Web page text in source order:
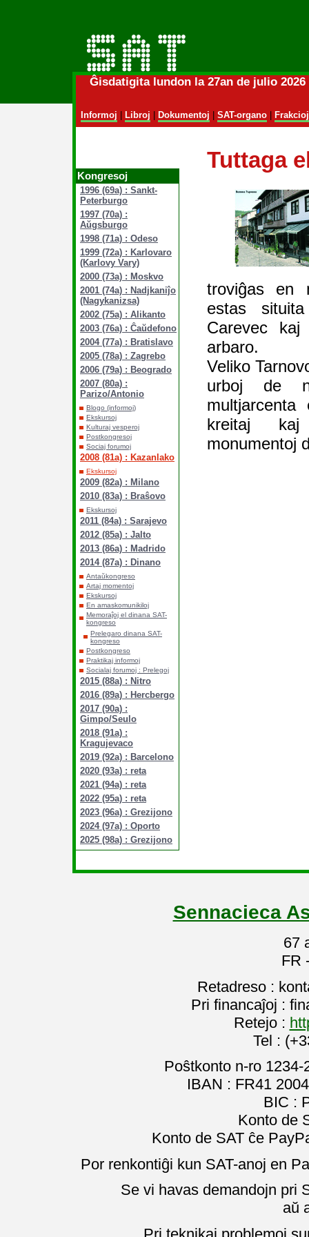
Ĝisdatigita lundon la 27an de julio
Informoj Libroj Dokumentoj SAT-organo| Frakcioj
Kongresoj
1996 (69a) : Sankt-
Peterburgo
1997 (70a) :
Aŭgsburgo
1998 (71a) : Odeso
1999 (72a) : Karlovaro
(Karlovy Vary)
2000 (73a) : Moskvo
2001 (74a) : Nadjkaniĵo
(Nagykanizsa)
2002 (75a) : Alikanto
2003 (76a) : Ĉaŭdefono
2004 (77a) : Bratislavo
2005 (78a) : Zagrebo
2006 (79a) : Beogrado
2007 (80a) :
Parizo/Antonio
Blogo (informoj)
Ekskursoj
Kulturaj vesperoj
Postkongresoj
Sociaj forumoj
2008 (81a) : Kazanlako
Ekskursoj
2009 (82a) : Milano
2010 (83a) : Braŝovo
Ekskursoj
2011 (84a) : Sarajevo
2012 (85a) : Jalto
2013 (86a) : Madrido
2014 (87a) : Dinano
Antaŭkongreso
Artaj momentoj
Ekskursoj
En amaskomunikiloj
Memoraĵoj el dinana SAT-
kongreso
Prelegaro dinana SAT-
kongreso
Postkongreso
Praktikaj informoj
Socialaj forumoj : Prelegoj
2015 (88a) : Nitro
2016 (89a) : Hercbergo
2017 (90a) :
Gimpo/Seulo
2018 (91a) :
Kragujevaco
2019 (92a) : Barcelono
2020 (93a) : reta
2021 (94a) : reta
2022 (95a) : reta
2023 (96a) : Grezijono
2024 (97a) : Oporto
2025 (98a) : Grezijono
Tuttaga
troviĝas en
estas
Carevec
arbaro.
Veliko
urboj de
kreitaj kaj
monumentoj
Sennacieca
67
FR
Retadreso :
Pri financaĵoj :
Retejo :
Tel :
Poŝtkonto n-ro
IBAN : FR41
BIC :
Konto de
Konto de SAT ĉe
Por renkontiĝi kun SAT-anoj en
Se vi havas demandojn pri
aŭ